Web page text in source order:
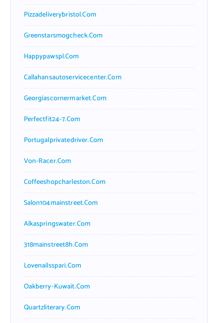
Pizzadeliverybristol.com
Greenstarsmogcheck.com
Happypawspl.com
Callahansautoservicecenter.com
Georgiascornermarket.com
Perfectfit24-7.com
Portugalprivatedriver.com
Von-Racer.com
Coffeeshopcharleston.com
Salon104mainstreet.com
Alkaspringswater.com
318mainstreet8h.com
Lovenailsspari.com
Oakberry-Kuwait.com
Quartzliterary.com